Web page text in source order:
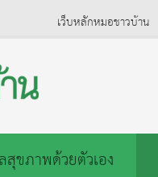
เว็บหลักหมอชาวบ้าน
สุขภาพด้วยตัวเอง